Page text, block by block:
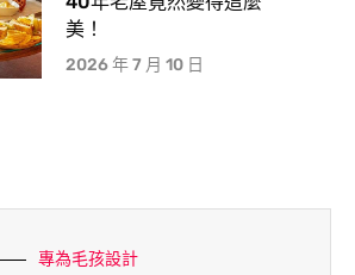
美！
2026 年 7 月 10 日
專為毛孩設計